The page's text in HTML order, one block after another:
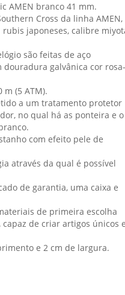
AMEN branco 41 mm.
Cross da linha AMEN,
japoneses, calibre
são feitas de aço
douradura galvânica cor rosa-
m (5 ATM).
a um tratamento protetor
no qual há as ponteira e o
com efeito pele de
através da qual é possível
de garantia, uma caixa e
de primeira escolha
de criar artigos únicos
e 2 cm de largura.